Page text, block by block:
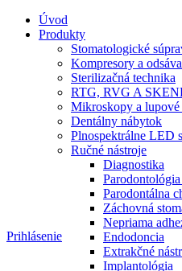
Prihlásenie
Úvod
Produkty
Stomatologické
Kompresory a
Sterilizačná technika
RTG, RVG A
Mikroskopy a
Dentálny nábytok
Plnospektrálne LED
Ručné nástroje
Diagnostika
Parodontálna
Záchovná
Nepriama
Endodoncia
Extrakčné
Implantológia